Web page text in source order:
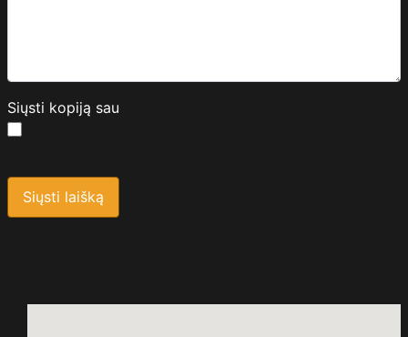
Siųsti kopiją sau
Saugos kodas
Siųsti laišką